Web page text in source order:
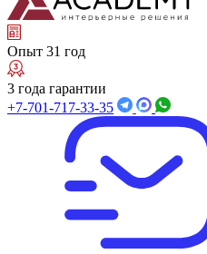
Опыт 31 год
3 года гарантии
+7-701-717-33-35